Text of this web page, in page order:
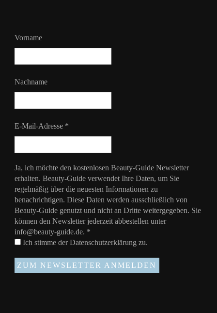
Vorname
Nachname
E-Mail-Adresse *
Ja, ich möchte den kostenlosen Beauty-Guide Newsletter
erhalten. Beauty-Guide verwendet Ihre Daten, um Sie
regelmäßig über die neuesten Informationen zu
benachrichtigen. Diese Daten werden ausschließlich von
Beauty-Guide genutzt und nicht an Dritte weitergegeben. Sie
können den Newsletter jederzeit abbestellen unter
info@beauty-guide.de. *
Ich stimme derDatenschutzerklärung zu.